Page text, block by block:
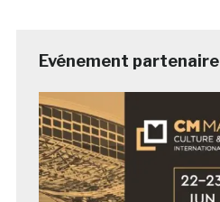
Evénement partenaire